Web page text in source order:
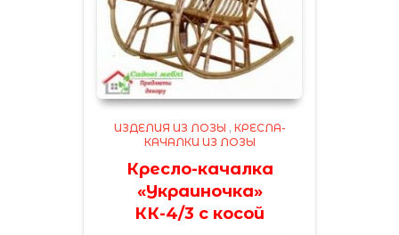
ИЗДЕЛИЯ ИЗ ЛОЗЫ , КРЕСЛА-
КАЧАЛКИ ИЗ ЛОЗЫ
Кресло-качалка
«Украиночка»
КК-4/3 с косой